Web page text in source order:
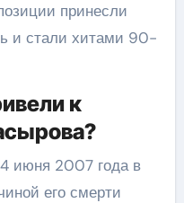
принесли
и стали хитами 90-
к
июня 2007 года в
его смерти